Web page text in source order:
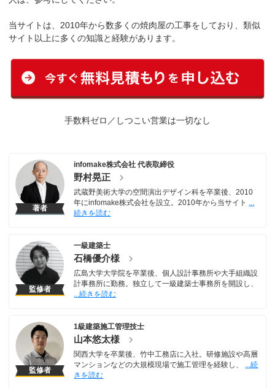
当サイトは、2010年から数多くの焼肉屋の工事をしており、類似
サイト以上に多くの知識と経験があります。
手数料ゼロ／しつこい営業は一切なし
著者
infomake株式会社 代表取締役
野村晃正
武蔵野美術大学の空間演出デザイン科を卒業後、2010
年にinfomake株式会社を設立。2010年から当サイト
監修者
一級建築士
石橋優介様
広島大学大学院を卒業後、個人設計事務所や大手組織設
計事務所に勤務。独立して一級建築士事務所を開設し、
監修者
1級建築施工管理技士
山本悠太様
関西大学を卒業後、竹中工務店に入社。研修施設や高層
マンションなどの大規模現場で施工管理を経験し、